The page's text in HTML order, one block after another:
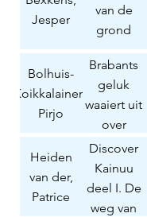
Jesper
van de
grond
Bolhuis-
Koikkalainen,
Pirjo
Brabants
geluk
waaiert uit
over
Finland
Heiden
van der,
Patrice
Discover
Kainuu
deel I. De
weg van